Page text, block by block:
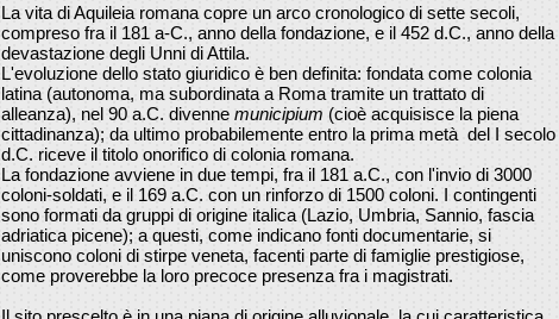
La vita di Aquileia romana copre un arco cronologico di sette secoli,
compreso fra il 181 a-C., anno della fondazione, e il 452 d.C., anno della
devastazione degli Unni di Attila.
L'evoluzione dello stato giuridico è ben definita: fondata come colonia
latina (autonoma, ma subordinata a Roma tramite un trattato di
alleanza), nel 90 a.C. divenne municipium (cioè acquisisce la piena
cittadinanza); da ultimo probabilemente entro la prima metà del I secolo
d.C. riceve il titolo onorifico di colonia romana.
La fondazione avviene in due tempi, fra il 181 a.C., con l'invio di 3000
coloni-soldati, e il 169 a.C. con un rinforzo di 1500 coloni. I contingenti
sono formati da gruppi di origine italica (Lazio, Umbria, Sannio, fascia
adriatica picene); a questi, come indicano fonti documentarie, si
uniscono coloni di stirpe veneta, facenti parte di famiglie prestigiose,
come proverebbe la loro precoce presenza fra i magistrati.